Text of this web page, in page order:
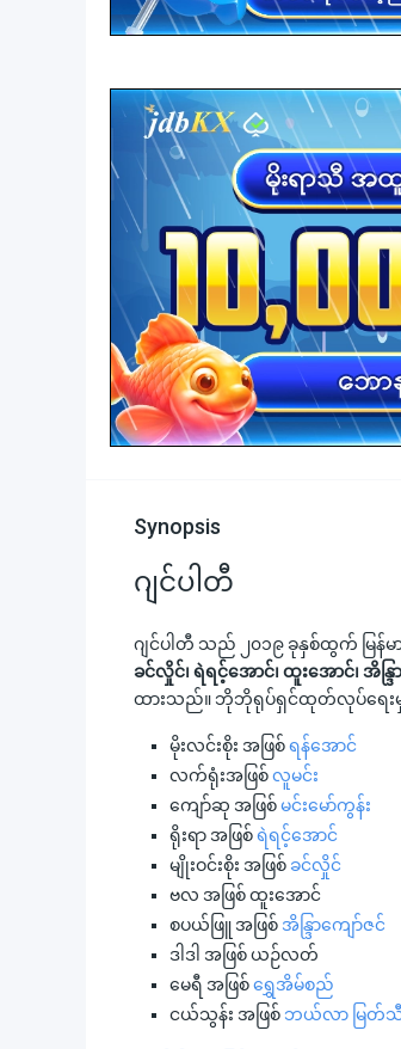
Synopsis
ဂျင်ပါတီ
ဂျင်ပါတီ သည် ၂၀၁၉ ခုနှစ်ထွက် မြန်
ခင်လှိုင်၊ ရဲရင့်အောင်၊ ထူးအောင်၊ အိန္
ထားသည်။ ဘိုဘိုရုပ်ရှင်ထုတ်လုပ်ရေး
မိုးလင်းစိုး အဖြစ်ရန်အောင်
လက်ရုံးအဖြစ်လူမင်း
ကျော်ဆု အဖြစ်မင်းမော်ကွန်း
ရိုးရာ အဖြစ်ရဲရင့်အောင်
မျိုးဝင်းစိုး အဖြစ် ခင်လှိုင်
ဗလ အဖြစ် ထူးအောင်
စပယ်ဖြူ အဖြစ် အိန္ဒြာကျော်ဇင်
ဒါဒါ အဖြစ် ယဉ်လတ်
မေရီ အဖြစ်ရွှေအိမ်စည်
ငယ်သွန်း အဖြစ် ဘယ်လာ မြတ်